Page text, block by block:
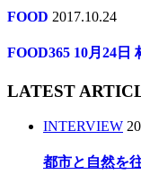
FOOD 2017.10.24
FOOD365 10月24日
LATEST
INTERVIEW
都市と自然を